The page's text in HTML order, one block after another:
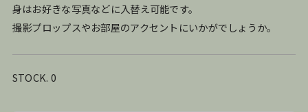
身はお好きな写真などに入替え可能です。
撮影プロップスやお部屋のアクセントにいかがでしょうか。
STOCK. 0